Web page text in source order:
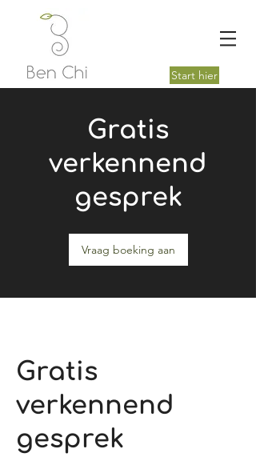
Start hier
Gratis
verkennend
gesprek
Vraag boeking aan
Gratis
verkennend
gesprek